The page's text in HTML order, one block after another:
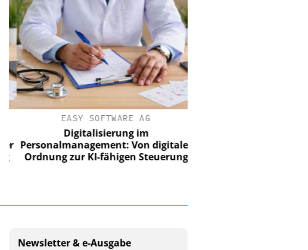
EASY SOFTWARE AG
Digitalisierung im
Personalmanagement: Von digitaler
Ordnung zur KI-fähigen Steuerung
Newsletter & e-Ausgabe